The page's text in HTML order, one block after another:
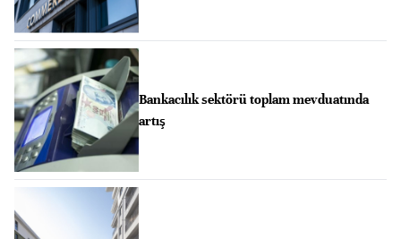
Bankacılık sektörü toplam mevduatında
artış